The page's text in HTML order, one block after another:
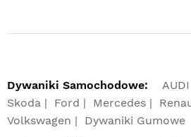
Dywaniki Samochodowe: AUDI
Skoda
Ford Mercedes
Volkswagen
Dywaniki Gumowe